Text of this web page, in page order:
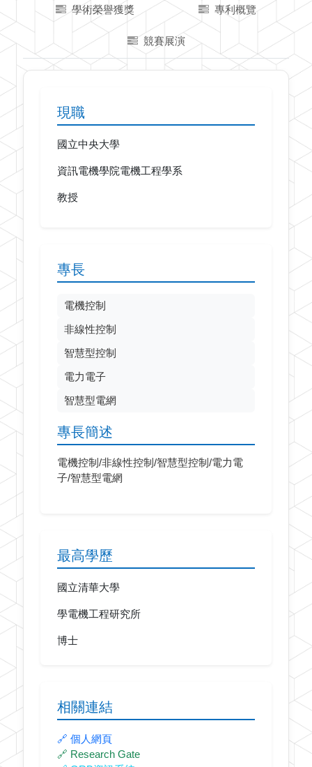
學術榮譽獲獎 專利概覽
競賽展演
現職
國立中央大學
資訊電機學院電機工程學系
教授
專長
電機控制
非線性控制
智慧型控制
電力電子
智慧型電網
專長簡述
電機控制/非線性控制/智慧型控制/電力電
子/智慧型電網
最高學歷
國立清華大學
學電機工程研究所
博士
相關連結
🔗 個人網頁
🔗 Research Gate